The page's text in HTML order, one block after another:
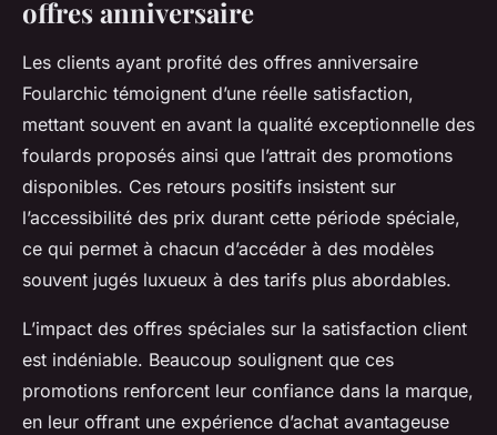
offres anniversaire
Les clients ayant profité des offres anniversaire
Foularchic témoignent d’une réelle satisfaction,
mettant souvent en avant la qualité exceptionnelle des
foulards proposés ainsi que l’attrait des promotions
disponibles. Ces retours positifs insistent sur
l’accessibilité des prix durant cette période spéciale,
ce qui permet à chacun d’accéder à des modèles
souvent jugés luxueux à des tarifs plus abordables.
L’impact des offres spéciales sur la satisfaction client
est indéniable. Beaucoup soulignent que ces
promotions renforcent leur confiance dans la marque,
en leur offrant une expérience d’achat avantageuse